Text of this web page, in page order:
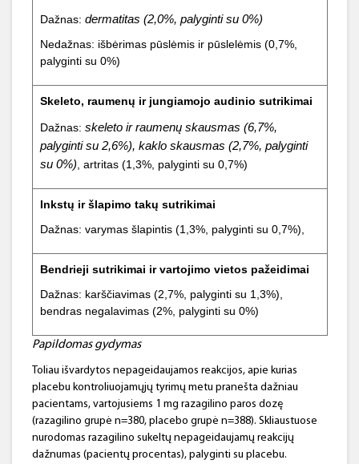
Dažnas: dermatitas (2,0%, palyginti su 0%)
Nedažnas: išbėrimas pūslėmis ir pūslelėmis (0,7%,
palyginti su 0%)
Skeleto, raumenų ir jungiamojo audinio sutrikimai
Dažnas: skeleto ir raumenų skausmas (6,7%,
palyginti su 2,6%), kaklo skausmas (2,7%, palyginti
su 0%) , artritas (1,3%, palyginti su 0,7%)
Inkstų ir šlapimo takų sutrikimai
Dažnas: varymas šlapintis (1,3%, palyginti su 0,7%),
Bendrieji sutrikimai ir vartojimo vietos pažeidimai
Dažnas: karščiavimas (2,7%, palyginti su 1,3%),
bendras negalavimas (2%, palyginti su 0%)
Papildomas gydymas
Toliau išvardytos nepageidaujamos reakcijos, apie kurias
placebu kontroliuojamųjų tyrimų metu pranešta dažniau
pacientams, vartojusiems 1 mg razagilino paros dozę
(razagilino grupė n=380, placebo grupė n=388). Skliaustuose
nurodomas razagilino sukeltų nepageidaujamų reakcijų
dažnumas (pacientų procentas), palyginti su placebu.